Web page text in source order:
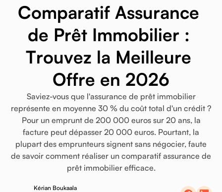
Comparatif Assurance
de Prêt Immobilier :
Trouvez la Meilleure
Offre en 2026
Saviez-vous que l'assurance de prêt immobilier
représente en moyenne 30 % du coût total d'un crédit ?
Pour un emprunt de 200 000 euros sur 20 ans, la
facture peut dépasser 20 000 euros. Pourtant, la
plupart des emprunteurs signent sans négocier, faute
de savoir comment réaliser un comparatif assurance de
prêt immobilier efficace.
Kérian Boukaala